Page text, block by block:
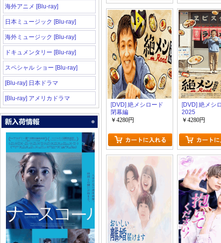
海外アニメ [Blu-ray]
日本ミュージック [Blu-ray]
海外ミュージック [Blu-ray]
ドキュメンタリー [Blu-ray]
スペシャル ショー [Blu-ray]
[Blu-ray] 日本ドラマ
[Blu-ray] アメリカドラマ
[DVD] 絶メシロード
閉幕編
￥4280円
[DVD] 絶メシ
2025
￥4280円